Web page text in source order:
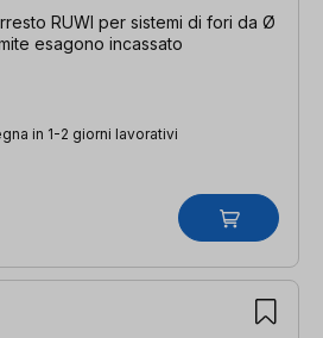
RUWI per sistemi di fori da Ø
esagono incassato
in 1-2 giorni lavorativi